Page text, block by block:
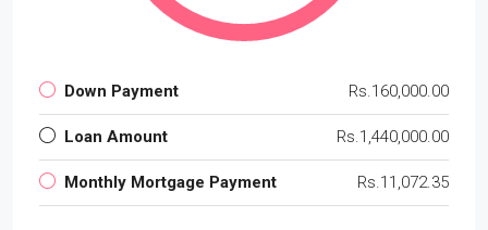
Down Payment Rs.160,000.00
Loan Amount Rs.1,440,000.00
Monthly Mortgage Payment Rs.11,072.35